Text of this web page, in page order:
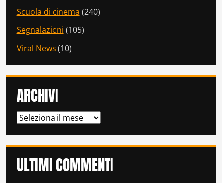
Scuola di cinema (240)
Segnalazioni (105)
Viral News (10)
ARCHIVI
ARCHIVI
ULTIMI COMMENTI